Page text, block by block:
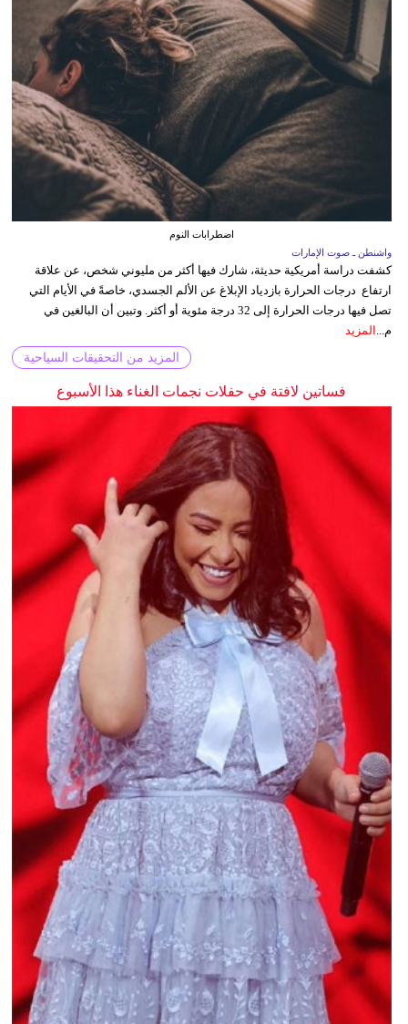
اضطرابات النوم
واشنطن ـ صوت الإمارات
كشفت دراسة أمريكية حديثة، شارك فيها أكثر من مليوني شخص، عن علاقة
ارتفاع درجات الحرارة بازدياد الإبلاغ عن الألم الجسدي، خاصةً في الأيام التي
تصل فيها درجات الحرارة إلى 32 درجة مئوية أو أكثر. وتبين أن البالغين في
م... المزيد
المزيد من التحقيقات السياحية
فساتين لافتة في حفلات نجمات الغناء هذا الأسبوع